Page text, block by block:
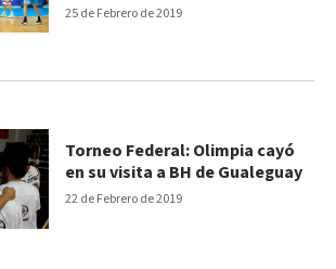
25 de Febrero de 2019
22 de Febrero de 2019
Torneo Federal: Olimpia cayó
en su visita a BH de Gualeguay